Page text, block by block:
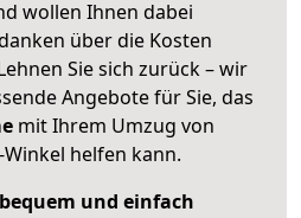
wollen Ihnen dabei
über die Kosten
Sie sich zurück – wir
Angebote für Sie, das
mit Ihrem Umzug von
helfen kann.
und einfach